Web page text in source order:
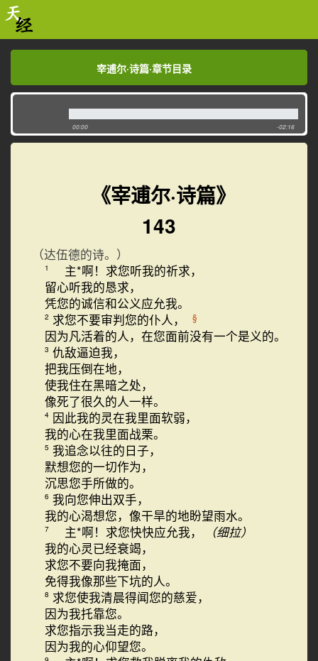
宰逋尔·诗篇·章节目录
宰逋尔·诗篇·章节目录
00:00 -02:16
《宰逋尔·诗篇》
143
（达伍德的诗。）
1
主*啊！求您听我的祈求，
留心听我的恳求，
凭您的诚信和公义应允我。
2 求您不要审判您的仆人， §
因为凡活着的人，在您面前没有一个是义的。
3 仇敌逼迫我，
把我压倒在地，
使我住在黑暗之处，
像死了很久的人一样。
4 因此我的灵在我里面软弱，
我的心在我里面战栗。
5 我追念以往的日子，
默想您的一切作为，
沉思您手所做的。
6 我向您伸出双手，
我的心渴想您，像干旱的地盼望雨水。
（细拉）
7
主*啊！求您快快应允我，
我的心灵已经衰竭，
求您不要向我掩面，
免得我像那些下坑的人。
8 求您使我清晨得闻您的慈爱，
因为我托靠您。
求您指示我当走的路，
因为我的心仰望您。